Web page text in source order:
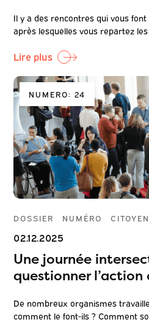
Il y a des rencontres qui vous
après lesquelles vous repartez
Lire plus
NUMERO: 24
DOSSIER NUMÉRO
02.12.2025
Une journée
questionner
De nombreux organismes
comment le font-ils ? Comment